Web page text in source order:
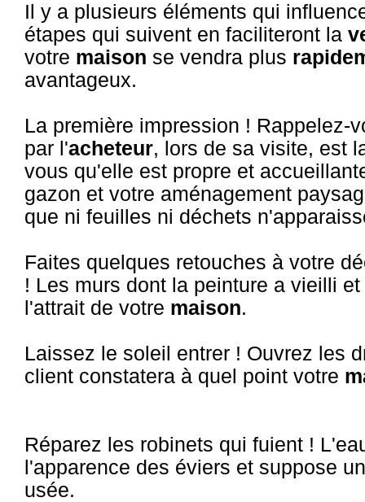
Il y a plusieurs éléments qui
étapes qui suivent en faciliteront la
votre maison se vendra plus
avantageux.
La première impression ! Rappelez-
par l'acheteur, lors de sa visite, est
vous qu'elle est propre et
gazon et votre aménagement
que ni feuilles ni déchets
Faites quelques retouches à votre
! Les murs dont la peinture a vieilli
l'attrait de votre maison.
Laissez le soleil entrer ! Ouvrez les
client constatera à quel point votre
Réparez les robinets qui fuient !
l'apparence des éviers et suppose
usée.